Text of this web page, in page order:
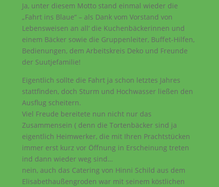
Ja, unter diesem Motto stand einmal wieder die
„Fahrt ins Blaue“ – als Dank vom Vorstand von
Lebensweisen an all‘ die Kuchenbäckerinnen und
einem Bäcker sowie die Gruppenleiter, Buffet-Hilfen,
Bedienungen, dem Arbeitskreis Deko und Freunde
der Suutjefamilie!
Eigentlich sollte die Fahrt ja schon letztes Jahres
stattfinden, doch Sturm und Hochwasser ließen den
Ausflug scheitern.
Viel Freude bereitete nun nicht nur das
Zusammensein ( denn die Tortenbäcker sind ja
eigentlich Heimwerker, die mit Ihren Prachtstücken
immer erst kurz vor Öffnung in Erscheinung treten
ind dann wieder weg sind…
nein, auch das Catering von Hinni Schild aus dem
Elisabethaußengroden war mit seinem köstlichen